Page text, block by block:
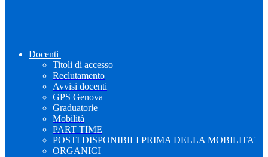
Docenti
Titoli di accesso
Reclutamento
Avvisi docenti
GPS Genova
Graduatorie
Mobilità
PART TIME
POSTI DISPONIBILI PRIMA DELLA MOBILITA'
ORGANICI